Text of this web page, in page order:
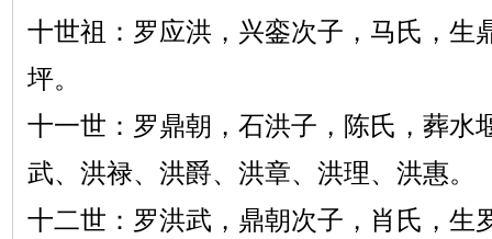
十世祖：罗应洪，兴銮次子，马氏，生
坪。
十一世：罗鼎朝，石洪子，陈氏，葬水
武、洪禄、洪爵、洪章、洪理、洪惠。
十二世：罗洪武，鼎朝次子，肖氏，生